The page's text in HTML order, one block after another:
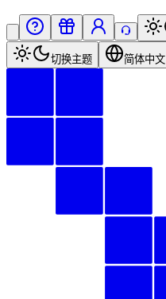
切换主题 简体中文